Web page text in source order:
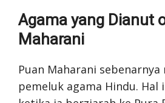
Agama yang Dianut
Maharani
Puan Maharani
pemeluk agama Hindu.